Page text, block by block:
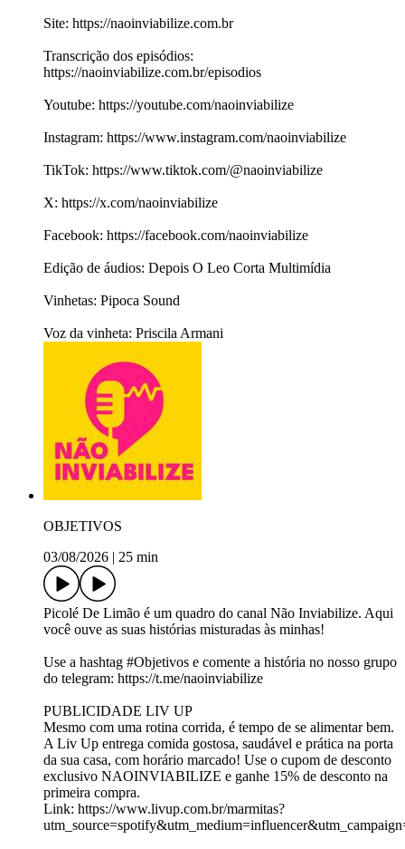
Site: https://naoinviabilize.com.br
Transcrição dos episódios:
https://naoinviabilize.com.br/episodios
Youtube: https://youtube.com/naoinviabilize
Instagram: https://www.instagram.com/naoinviabilize
TikTok: https://www.tiktok.com/@naoinviabilize
X: https://x.com/naoinviabilize
Facebook: https://facebook.com/naoinviabilize
Edição de áudios: Depois O Leo Corta Multimídia
Vinhetas: Pipoca Sound
Voz da vinheta: Priscila Armani
OBJETIVOS
03/08/2026
25 min
Picolé De Limão é um quadro do canal Não Inviabilize. Aqui
você ouve as suas histórias misturadas às minhas!
Use a hashtag #Objetivos e comente a história no nosso grupo
do telegram: https://t.me/naoinviabilize
PUBLICIDADE LIV UP
Mesmo com uma rotina corrida, é tempo de se alimentar bem.
A Liv Up entrega comida gostosa, saudável e prática na porta
da sua casa, com horário marcado! Use o cupom de desconto
exclusivo NAOINVIABILIZE e ganhe 15% de desconto na
primeira compra.
Link: https://www.livup.com.br/marmitas?